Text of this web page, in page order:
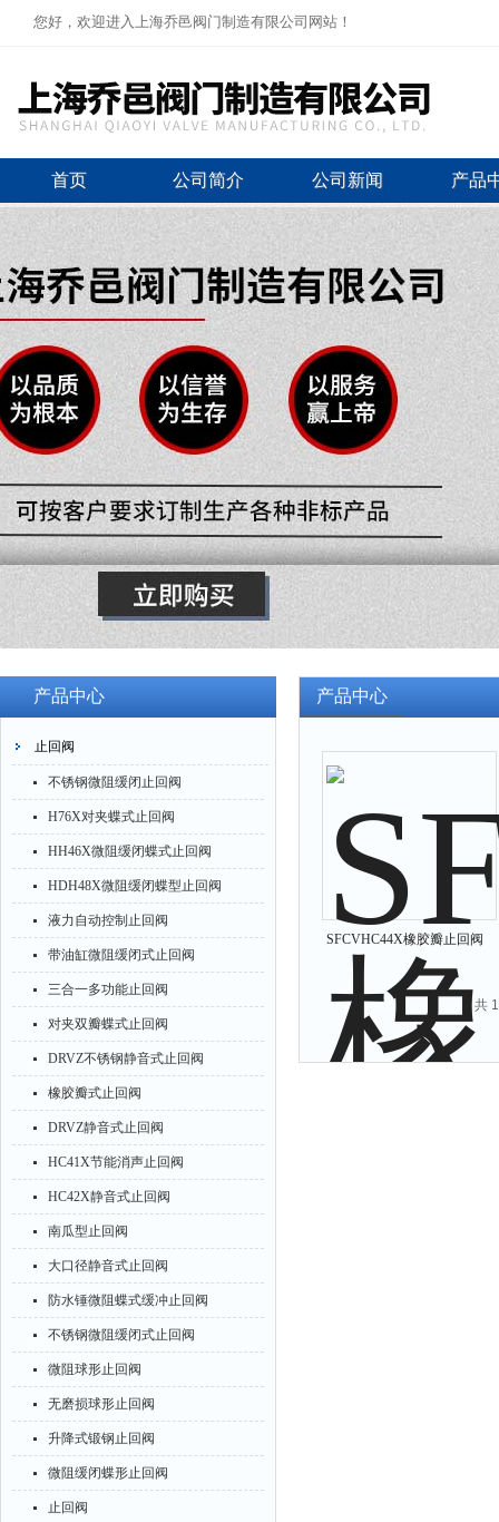
您好，欢迎进入上海乔邑阀门制造有限公司网站！
首页 公司简介 公司新闻 产品
产品中心
止回阀
不锈钢微阻缓闭止回阀
H76X对夹蝶式止回阀
HH46X微阻缓闭蝶式止回阀
HDH48X微阻缓闭蝶型止回阀
液力自动控制止回阀
带油缸微阻缓闭式止回阀
三合一多功能止回阀
对夹双瓣蝶式止回阀
DRVZ不锈钢静音式止回阀
橡胶瓣式止回阀
DRVZ静音式止回阀
HC41X节能消声止回阀
HC42X静音式止回阀
南瓜型止回阀
大口径静音式止回阀
防水锤微阻蝶式缓冲止回阀
不锈钢微阻缓闭式止回阀
微阻球形止回阀
无磨损球形止回阀
升降式锻钢止回阀
微阻缓闭蝶形止回阀
止回阀
产品中心
SFCVHC44X橡胶瓣止回阀
共